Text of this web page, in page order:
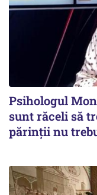
Psihologul
sunt răceli să
părinții nu